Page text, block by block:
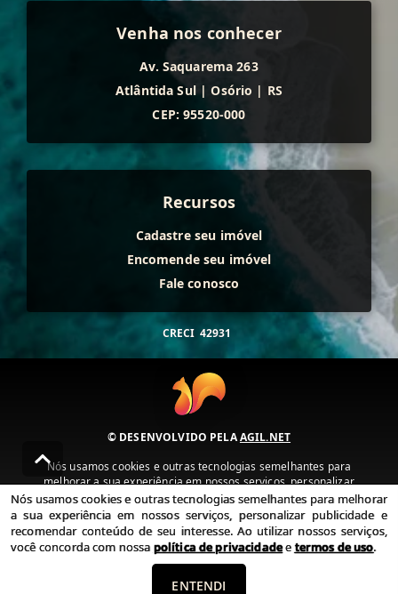
Venha nos conhecer
Av. Saquarema 263
Atlântida Sul | Osório | RS
CEP: 95520-000
Recursos
Cadastre seu imóvel
Encomende seu imóvel
Fale conosco
CRECI 42931
© DESENVOLVIDO PELAAGIL.NET
Nós usamos cookies e outras tecnologias semelhantes para
melhorar a sua experiência em nossos serviços, personalizar
publicidade e recomendar conteúdo de seu interesse. Ao utilizar
nossos serviços, você concorda com nossa política de privacidade e
termos de uso.
Política de Privacidade Termos de uso
Nós usamos cookies e outras tecnologias semelhantes para melhorar
a sua experiência em nossos serviços, personalizar publicidade e
recomendar conteúdo de seu interesse. Ao utilizar nossos serviços,
você concorda com nossa política de privacidadeetermos de uso.
ENTENDI